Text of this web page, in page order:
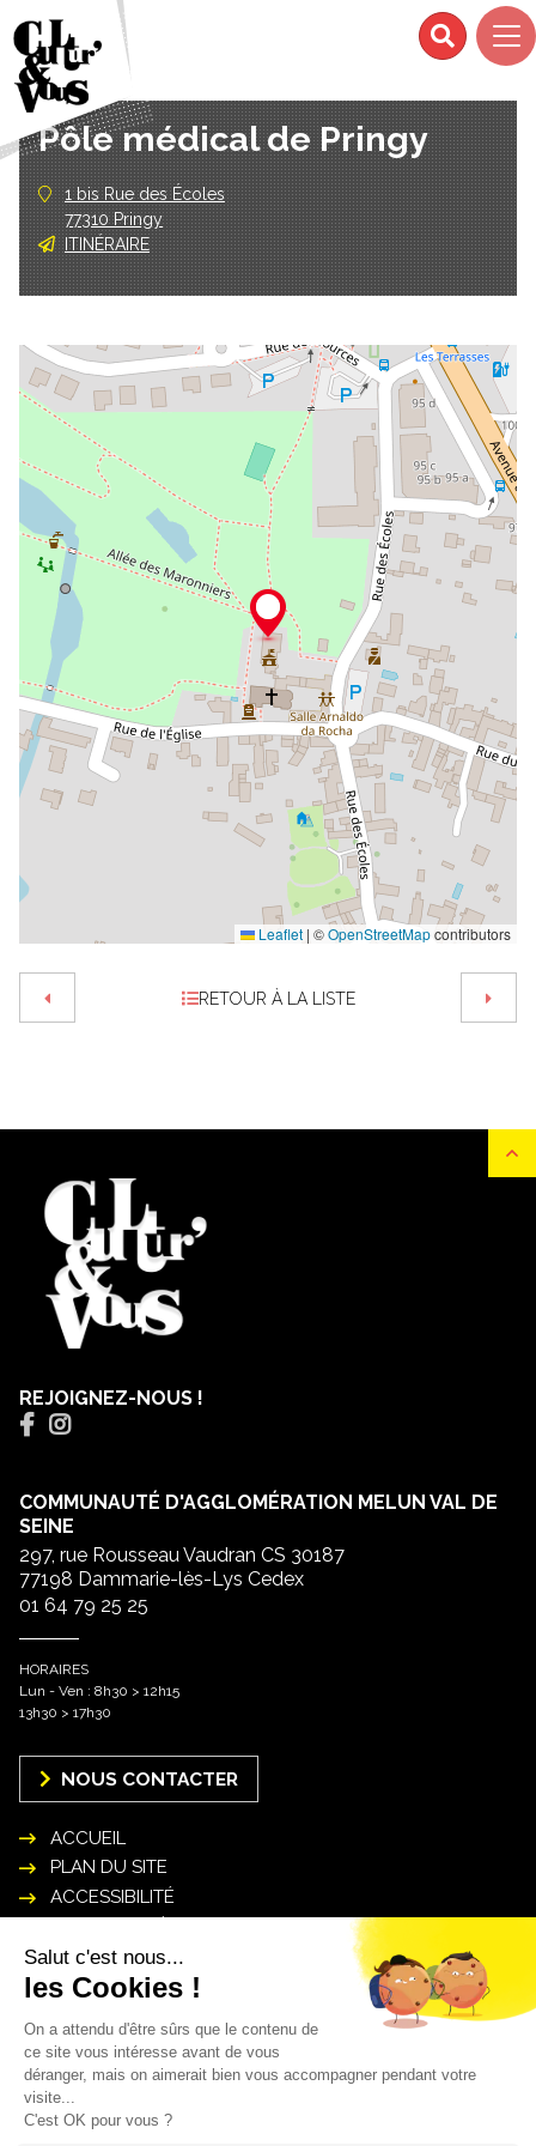
Pôle médical de Pringy
1 bis Rue des Écoles
77310 Pringy
ITINÉRAIRE
Leaflet | ©OpenStreetMapcontributors
RETOUR À LA LISTE
REJOIGNEZ-NOUS !
COMMUNAUTÉ D'AGGLOMÉRATION MELUN VAL DE
SEINE
297, rue Rousseau Vaudran CS 30187
77198 Dammarie-lès-Lys Cedex
01 64 79 25 25
HORAIRES
Lun - Ven : 8h30 > 12h15
13h30 > 17h30
NOUS CONTACTER
ACCUEIL
PLAN DU SITE
ACCESSIBILITÉ
POLITIQUE DE GESTION DES DONNÉES
PERSONNELLES
INSCRIPTION NEWSLETTER
Mon courriel* :